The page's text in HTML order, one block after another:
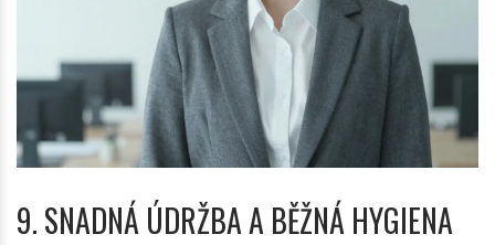
9. SNADNÁ ÚDRŽBA A BĚŽNÁ HYGIENA